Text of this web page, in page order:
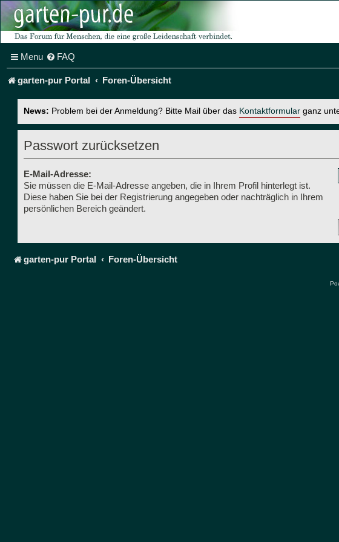
Menu FAQ
garten-pur Portal Foren-Übersicht
News: Problem bei der Anmeldung? Bitte Mail über das Kontaktformular ganz
Passwort zurücksetzen
E-Mail-Adresse:
Sie müssen die E-Mail-Adresse angeben, die in Ihrem Profil hinterlegt ist.
Diese haben Sie bei der Registrierung angegeben oder nachträglich in Ihrem
persönlichen Bereich geändert.
garten-pur Portal Foren-Übersicht